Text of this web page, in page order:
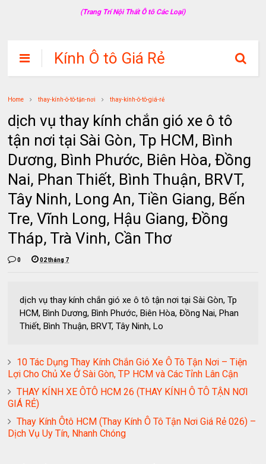
(Trang Trí Nội Thất Ô tô Các Loại)
Kính Ô tô Giá Rẻ
Home thay-kính-ô-tô-tận-nơi thay-kính-ô-tô-giá-rẻ
dịch vụ thay kính chắn gió xe ô tô
tận nơi tại Sài Gòn, Tp HCM, Bình
Dương, Bình Phước, Biên Hòa, Đồng
Nai, Phan Thiết, Bình Thuận, BRVT,
Tây Ninh, Long An, Tiền Giang, Bến
Tre, Vĩnh Long, Hậu Giang, Đồng
Tháp, Trà Vinh, Cần Thơ
0 02 tháng 7
dịch vụ thay kính chắn gió xe ô tô tận nơi tại Sài Gòn, Tp
HCM, Bình Dương, Bình Phước, Biên Hòa, Đồng Nai, Phan
Thiết, Bình Thuận, BRVT, Tây Ninh, Lo
10 Tác Dụng Thay Kính Chắn Gió Xe Ô Tô Tận Nơi – Tiện
Lợi Cho Chủ Xe Ở Sài Gòn, TP HCM và Các Tỉnh Lân Cận
THAY KÍNH XE ÔTÔ HCM 26 (THAY KÍNH Ô TÔ TẬN NƠI
GIÁ RẺ)
Thay Kính Ôtô HCM (Thay Kính Ô Tô Tận Nơi Giá Rẻ 026) –
Dịch Vụ Uy Tín, Nhanh Chóng